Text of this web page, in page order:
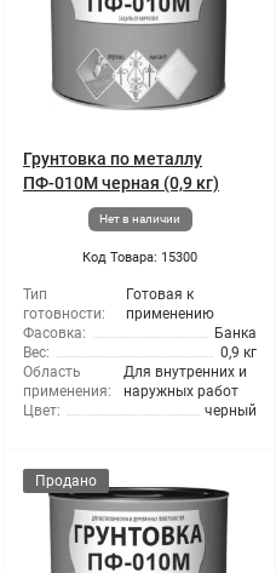
Грунтовка по металлу
ПФ-010М черная (0,9 кг)
Нет в наличии
Код Товара: 15300
Тип
готовности:
Готовая к
применению
Фасовка:
Банка
Вес:
0,9 кг
Область
применения:
Для внутренних и
наружных работ
Цвет:
черный
Продано